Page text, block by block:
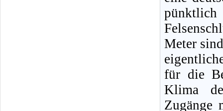
Meter
für die
Klima
Zugänge